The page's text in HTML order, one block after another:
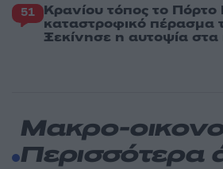
51 Κρανίου τόπος το Πόρτο
καταστροφικό πέρασμα
Ξεκίνησε η αυτοψία στα
Μακρο-
Περισσότερα